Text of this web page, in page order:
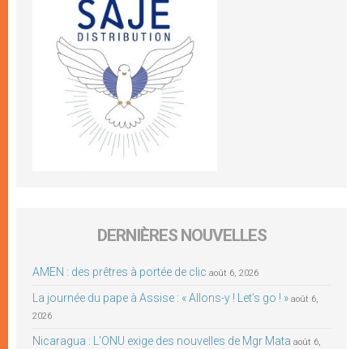
DERNIÈRES NOUVELLES
AMEN : des prêtres à portée de clic août 6, 2026
La journée du pape à Assise : « Allons-y ! Let’s go ! » août 6,
2026
Nicaragua : L’ONU exige des nouvelles de Mgr Mata août 6,